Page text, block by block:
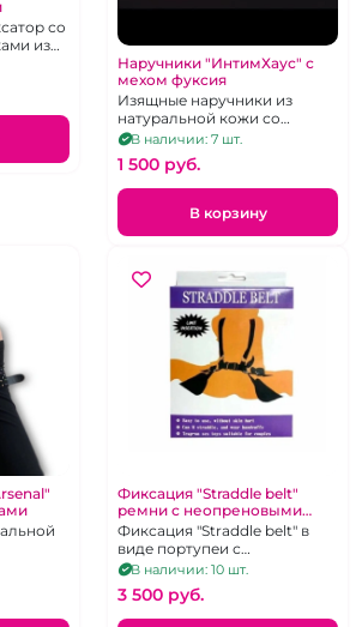
со
из
Наручники "ИнтимХаус" с
мехом фуксия
Изящные наручники из
натуральной кожи со
съёмным мехом цвета
фуксии.
В наличии: 7 шт.
1 500 pуб.
В корзину
Фиксация "Straddle belt"
ремни с неопреновыми
поддержками для ног
Фиксация "Straddle belt" в
виде портупеи с
неопреновыми
поддержками для ног и
наручниками.
В наличии: 10 шт.
3 500 pуб.